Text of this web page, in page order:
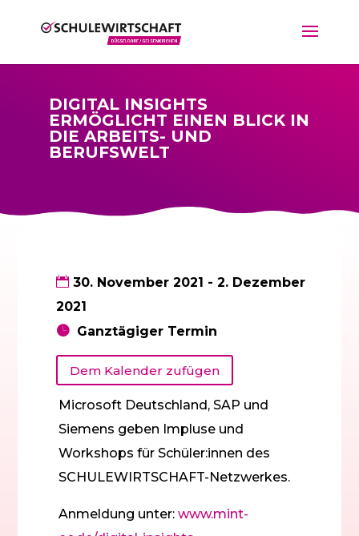
DIGITAL INSIGHTS
ERMÖGLICHT EINEN BLICK IN
DIE ARBEITS- UND
BERUFSWELT
30. November 2021 - 2. Dezember
2021
Ganztägiger Termin
Dem Kalender zufügen
Microsoft Deutschland, SAP und
Siemens geben Impluse und
Workshops für Schüler:innen des
SCHULEWIRTSCHAFT-Netzwerkes.
Anmeldung unter:www.mint-